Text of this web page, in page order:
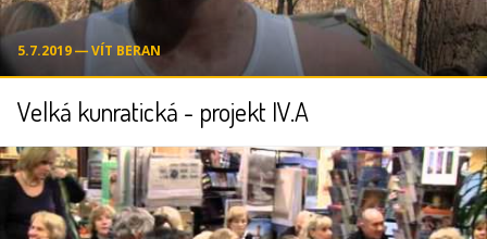
5.7.2019 ― VÍT BERAN
Velká kunratická - projekt IV.A